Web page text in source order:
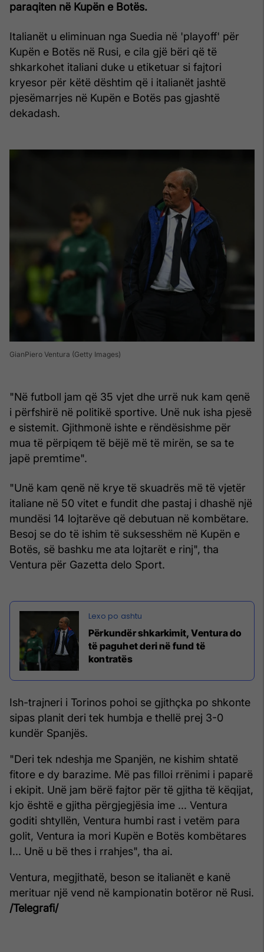
paraqiten në Kupën e Botës.
Italianët u eliminuan nga Suedia në 'playoff' për
Kupën e Botës në Rusi, e cila gjë bëri që të
shkarkohet italiani duke u etiketuar si fajtori
kryesor për këtë dështim që i italianët jashtë
pjesëmarrjes në Kupën e Botës pas gjashtë
dekadash.
GianPiero Ventura (Getty Images)
"Në futboll jam që 35 vjet dhe urrë nuk kam qenë
i përfshirë në politikë sportive. Unë nuk isha pjesë
e sistemit. Gjithmonë ishte e rëndësishme për
mua të përpiqem të bëjë më të mirën, se sa te
japë premtime".
"Unë kam qenë në krye të skuadrës më të vjetër
italiane në 50 vitet e fundit dhe pastaj i dhashë një
mundësi 14 lojtarëve që debutuan në kombëtare.
Besoj se do të ishim të suksesshëm në Kupën e
Botës, së bashku me ata lojtarët e rinj", tha
Ventura për Gazetta delo Sport.
Përkundër shkarkimit, Ventura do
të paguhet deri në fund të
kontratës
Ish-trajneri i Torinos pohoi se gjithçka po shkonte
sipas planit deri tek humbja e thellë prej 3-0
kundër Spanjës.
"Deri tek ndeshja me Spanjën, ne kishim shtatë
fitore e dy barazime. Më pas filloi rrënimi i paparë
i ekipit. Unë jam bërë fajtor për të gjitha të këqijat,
kjo është e gjitha përgjegjësia ime ... Ventura
goditi shtyllën, Ventura humbi rast i vetëm para
golit, Ventura ia mori Kupën e Botës kombëtares
I... Unë u bë thes i rrahjes", tha ai.
Ventura, megjithatë, beson se italianët e kanë
merituar një vend në kampionatin botëror në Rusi.
/Telegrafi/